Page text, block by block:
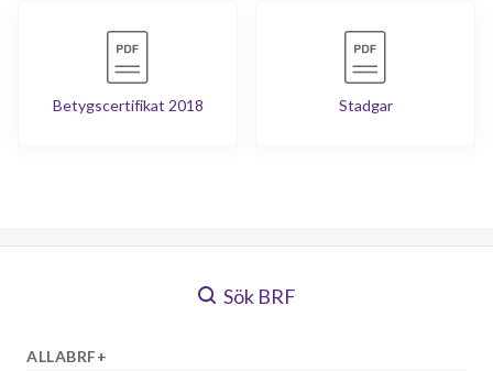
Betygscertifikat 2018 Stadgar
Sök BRF
ALLABRF+